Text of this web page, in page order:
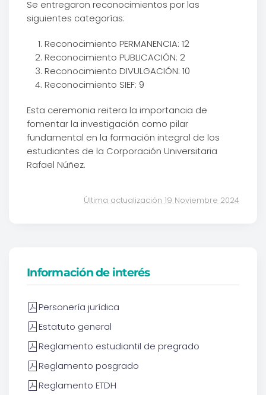
Se entregaron reconocimientos por las
siguientes categorías:
Reconocimiento PERMANENCIA: 12
Reconocimiento PUBLICACIÓN: 2
Reconocimiento DIVULGACIÓN: 10
Reconocimiento SIEF: 9
Esta ceremonia reitera la importancia de
fomentar la investigación como pilar
fundamental en la formación integral de los
estudiantes de la Corporación Universitaria
Rafael Núñez.
Última actualización 19 Noviembre 2024
Información de interés
Personería jurídica
Estatuto general
Reglamento estudiantil de pregrado
Reglamento posgrado
Reglamento ETDH